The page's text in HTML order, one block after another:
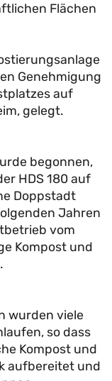
Flächen
Genehmigung
auf
gelegt.
begonnen,
HDS 180 auf
Doppstadt
Jahren
vom
Kompost und
wurden viele
so dass
Kompost und
aufbereitet und